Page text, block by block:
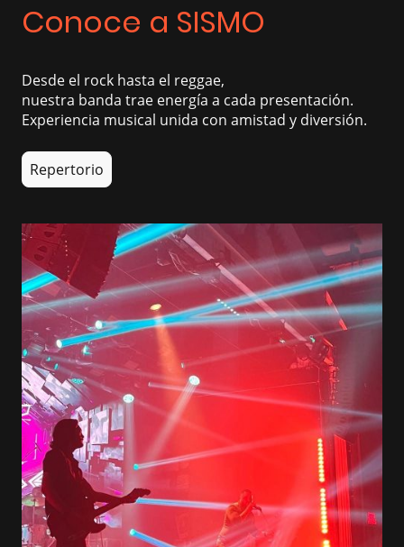
Conoce a SISMO
Desde el rock hasta el reggae,
nuestra banda trae energía a cada presentación.
Experiencia musical unida con amistad y diversión.
Repertorio